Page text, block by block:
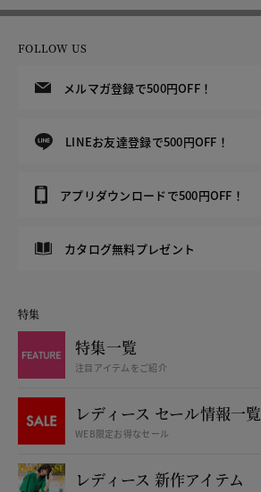
FOLLOW US
メルマガ登録で500円OFF！
LINEお友達登録で500円OFF！
アプリダウンロードで500円OFF！
カタログ無料プレゼント
特集
特集一覧
注目アイテムをご紹介
レディース セール情報一覧
WEB限定お得なセール
レディース 新作アイテム